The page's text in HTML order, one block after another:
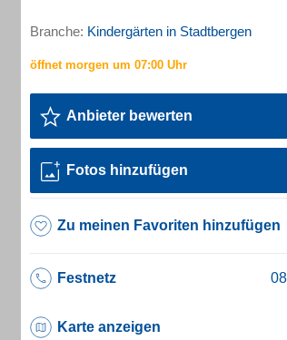
Branche: Kindergärten in Stadtbergen
Anbieter bewerten
Fotos hinzufügen
Zu meinen Favoriten hinzufügen
Festnetz
Karte anzeigen